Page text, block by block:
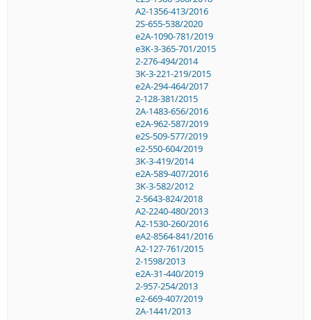
A2-1356-413/2016
2S-655-538/2020
e2A-1090-781/2019
e3K-3-365-701/2015
2-276-494/2014
3K-3-221-219/2015
e2A-294-464/2017
2-128-381/2015
2A-1483-656/2016
e2A-962-587/2019
e2S-509-577/2019
e2-550-604/2019
3K-3-419/2014
e2A-589-407/2016
3K-3-582/2012
2-5643-824/2018
A2-2240-480/2013
A2-1530-260/2016
eA2-8564-841/2016
A2-127-761/2015
2-1598/2013
e2A-31-440/2019
2-957-254/2013
e2-669-407/2019
2A-1441/2013